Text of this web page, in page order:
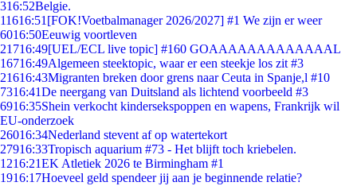
316:52Belgie.
11616:51 [FOK!Voetbalmanager 2026/2027] #1 We zijn er weer
6016:50Eeuwig voortleven
21716:49[UEL/ECL live topic] #160 GOAAAAAAAAAAAAAL
16716:49Algemeen steektopic, waar er een steekje los zit #3
21616:43Migranten breken door grens naar Ceuta in Spanje,l #10
7316:41De neergang van Duitsland als lichtend voorbeeld #3
6916:35Shein verkocht kindersekspoppen en wapens, Frankrijk wil
EU-onderzoek
26016:34Nederland stevent af op watertekort
27916:33Tropisch aquarium #73 - Het blijft toch kriebelen.
1216:21EK Atletiek 2026 te Birmingham #1
1916:17Hoeveel geld spendeer jij aan je beginnende relatie?